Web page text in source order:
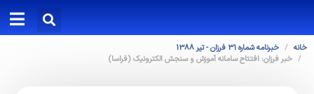
خانه
خبرنامه شماره 31 فرزان - تیر 1388
خبر فرزان: افتتاح سامانه آموزش و سنجش الکترونیک (فراسا)